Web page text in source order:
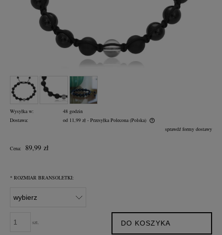
Wysyłka w:
48 godzin
Dostawa:
od 11,99 zł - Przesyłka Polecona (Polska)
sprawdź formy dostawy
Cena: 89,99 zł
* ROZMIAR BRANSOLETKI:
szt. DO KOSZYKA